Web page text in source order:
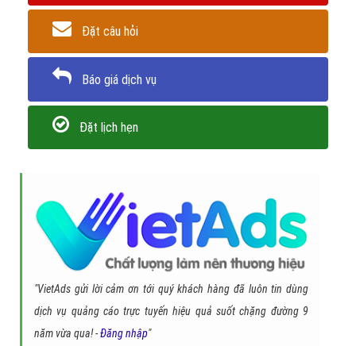
Đặt câu hỏi
Báo giá dịch vụ
Đặt lịch hẹn
"VietAds gửi lời cảm ơn tới quý khách hàng đã luôn tin dùng
dịch vụ quảng cáo trực tuyến hiệu quả suốt chặng đường 9
năm vừa qua! -Đăng nhập"